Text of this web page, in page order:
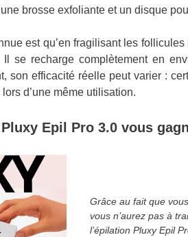
brosse exfoliante et un disque
est qu’en fragilisant les
se recharge complètement en
son efficacité réelle peut varier :
d’une même utilisation.
Epil Pro 3.0 vous
Grâce au fait que
vous n’aurez pas à
l’épilation Pluxy Epil